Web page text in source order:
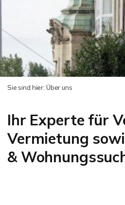
Sie sind hier: Über uns
Ihr Experte für
Vermietung
&